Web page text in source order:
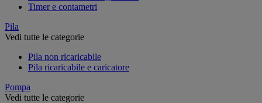
Timer e contametri
Pila
Vedi tutte le categorie
Pila non ricaricabile
Pila ricaricabile e caricatore
Pompa
Vedi tutte le categorie